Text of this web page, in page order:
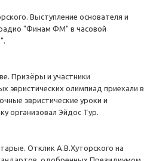
Выступление основателя и
"Финам ФМ" в часовой
Призёры и участники
эвристических олимпиад приехали в
эвристические уроки и
организовал Эйдос Тур.
Отклик А.В.Хуторского на